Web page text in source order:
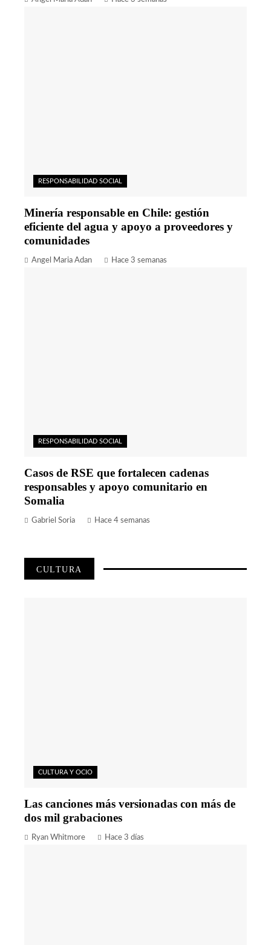
RESPONSABILIDAD SOCIAL
Minería responsable en Chile: gestión
eficiente del agua y apoyo a proveedores y
comunidades
Angel Maria Adan Hace 3 semanas
RESPONSABILIDAD SOCIAL
Casos de RSE que fortalecen cadenas
responsables y apoyo comunitario en
Somalia
Gabriel Soria Hace 4 semanas
CULTURA
CULTURA Y OCIO
Las canciones más versionadas con más de
dos mil grabaciones
Ryan Whitmore Hace 3 días